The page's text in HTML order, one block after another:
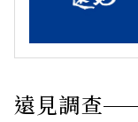
遠見調查